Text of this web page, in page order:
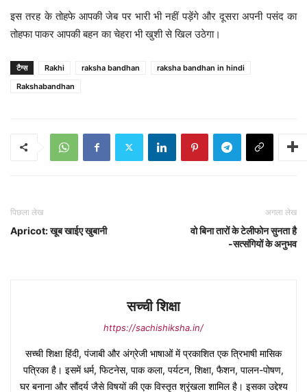
इस तरह के तोहफे आपकी जेब पर भारी भी नहीं पड़ेंगे और दूसरा अपनी पसंद का
तोहफा पाकर आपकी बहन का चेहरा भी खुशी से खिल उठेगा।
टैग्स Rakhi raksha bandhan
raksha bandhan in hindi
Rakshabandhan
पिछला लेख
Apricot: खूब खाईए खुबानी
अगला लेख
वो बिना तारों के टेलीफोन सुनता है
-सत्संगियों के अनुभव
सच्ची शिक्षा
https://sachishiksha.in/
सच्ची शिक्षा हिंदी, पंजाबी और अंग्रेजी भाषाओं में प्रकाशित एक त्रिभाषी मासिक
पत्रिका है। इसमें धर्म, फिटनेस, पाक कला, पर्यटन, शिक्षा, फैशन, पालन-पोषण,
घर बनाना और सौंदर्य जैसे विषयों की एक विस्तृत श्रृंखला शामिल है। इसका उद्देश्य